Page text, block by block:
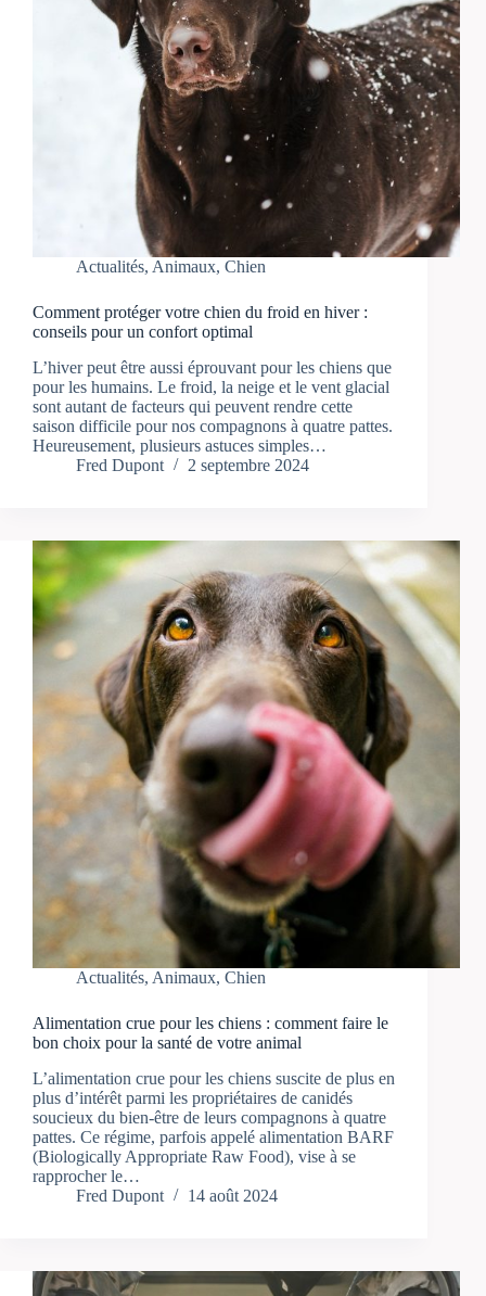
Actualités, Animaux, Chien
Comment protéger votre chien du froid en hiver :
conseils pour un confort optimal
L’hiver peut être aussi éprouvant pour les chiens que
pour les humains. Le froid, la neige et le vent glacial
sont autant de facteurs qui peuvent rendre cette
saison difficile pour nos compagnons à quatre pattes.
Heureusement, plusieurs astuces simples…
Fred Dupont
2 septembre 2024
Actualités, Animaux, Chien
Alimentation crue pour les chiens : comment faire le
bon choix pour la santé de votre animal
L’alimentation crue pour les chiens suscite de plus en
plus d’intérêt parmi les propriétaires de canidés
soucieux du bien-être de leurs compagnons à quatre
pattes. Ce régime, parfois appelé alimentation BARF
(Biologically Appropriate Raw Food), vise à se
rapprocher le…
Fred Dupont
14 août 2024